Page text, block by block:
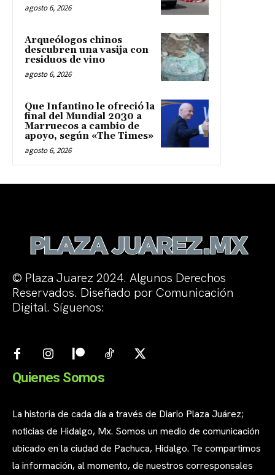
agosto 6, 2026
Arqueólogos chinos
descubren una vasija con
residuos de vino
agosto 6, 2026
Que Infantino le ofreció la
final del Mundial 2030 a
Marruecos a cambio de
apoyo, según «The Times»
agosto 6, 2026
© Plaza Juarez 2024. Algunos Derechos
Reservados. Diseñado por Comunicación
Digital. Síguenos:
Quienes Somos
La historia de cada día a través de Diario Plaza Juárez;
noticias de Hidalgo, Mx. Somos un medio de comunicación
ubicado en la ciudad de Pachuca, Hidalgo. Te compartimos
la información, al momento, de nuestros corresponsales